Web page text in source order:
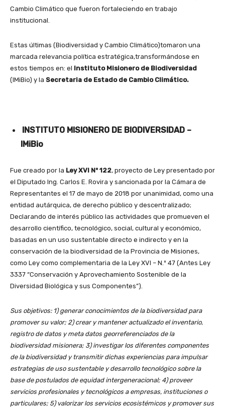
Cambio Climático que fueron fortaleciendo en trabajo
institucional.
Estas últimas (Biodiversidad y Cambio Climático)tomaron una
marcada relevancia política estratégica,transformándose en
estos tiempos en: el Instituto Misionero de Biodiversidad
(IMiBio) y la Secretaria de Estado de Cambio Climático.
INSTITUTO MISIONERO DE BIODIVERSIDAD –
IMiBio
Fue creado por la Ley XVI Nº 122, proyecto de Ley presentado por
el Diputado Ing. Carlos E. Rovira y sancionada por la Cámara de
Representantes el 17 de mayo de 2018 por unanimidad, como una
entidad autárquica, de derecho público y descentralizado;
Declarando de interés público las actividades que promueven el
desarrollo científico, tecnológico, social, cultural y económico,
basadas en un uso sustentable directo e indirecto y en la
conservación de la biodiversidad de la Provincia de Misiones,
como Ley como complementaria de la Ley XVI – N.º 47 (Antes Ley
3337 “Conservación y Aprovechamiento Sostenible de la
Diversidad Biológica y sus Componentes”).
Sus objetivos: 1) generar conocimientos de la biodiversidad para
promover su valor; 2) crear y mantener actualizado el inventario,
registro de datos y meta datos georreferenciados de la
biodiversidad misionera; 3) investigar los diferentes componentes
de la biodiversidad y transmitir dichas experiencias para impulsar
estrategias de uso sustentable y desarrollo tecnológico sobre la
base de postulados de equidad intergeneracional; 4) proveer
servicios profesionales y tecnológicos a empresas, instituciones o
particulares; 5) valorizar los servicios ecosistémicos y promover sus